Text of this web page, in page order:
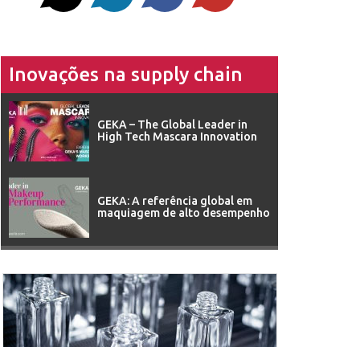
Inovações na supply chain
GEKA – The Global Leader in
High Tech Mascara Innovation
GEKA: A referência global em
maquiagem de alto desempenho